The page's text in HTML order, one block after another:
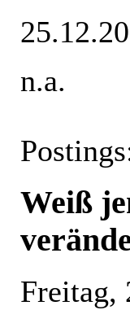
n.a.
Weiß
Freitag,